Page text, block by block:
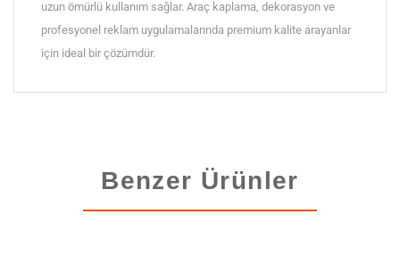
uzun ömürlü kullanım sağlar. Araç kaplama, dekorasyon ve
profesyonel reklam uygulamalarında premium kalite arayanlar
için ideal bir çözümdür.
Benzer Ürünler